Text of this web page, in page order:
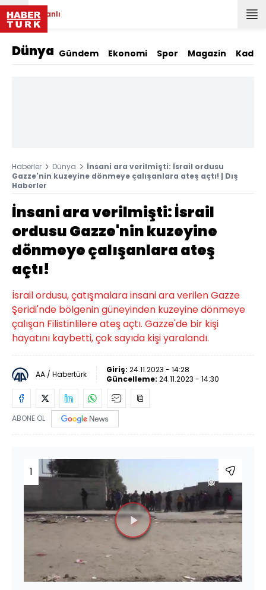
Canlı
Dünya Gündem Ekonomi Spor Magazin Kadın
Haberler Dünya
İnsani ara verilmişti: İsrail ordusu
Gazze'nin kuzeyine dönmeye çalışanlara ateş açtı! | Dış
Haberler
İnsani ara verilmişti: İsrail
ordusu Gazze'nin kuzeyine
dönmeye çalışanlara ateş
açtı!
İsrail ordusu, çatışmalara insani ara verilen Gazze
Şeridi'nde bölgenin güneyinden kuzeyine dönmeye
çalışan Filistinlilere ateş açtı. Gazze'de bir kişi
hayatını kaybetti, çok sayıda kişi yaralandı.
AA / Habertürk Giriş: 24.11.2023 - 14:28
Güncelleme: 24.11.2023 - 14:30
ABONE OL
1
Videoyu
Oynat